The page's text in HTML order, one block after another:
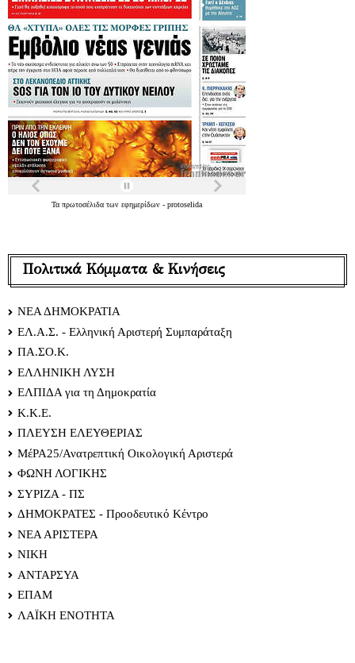
Τα πρωτοσέλιδα των εφημερίδων - protoselida
Πολιτικά Κόμματα & Κινήσεις
ΝΕΑ ΔΗΜΟΚΡΑΤΙΑ
ΕΛ.Α.Σ. - Ελληνική Αριστερή Συμπαράταξη
ΠΑ.ΣΟ.Κ.
ΕΛΛΗΝΙΚΗ ΛΥΣΗ
ΕΛΠΙΔΑ για τη Δημοκρατία
Κ.Κ.Ε.
ΠΛΕΥΣΗ ΕΛΕΥΘΕΡΙΑΣ
ΜέΡΑ25/Ανατρεπτική Οικολογική Αριστερά
ΦΩΝΗ ΛΟΓΙΚΗΣ
ΣΥΡΙΖΑ - ΠΣ
ΔΗΜΟΚΡΑΤΕΣ - Προοδευτικό Κέντρο
ΝΕΑ ΑΡΙΣΤΕΡΑ
ΝΙΚΗ
ΑΝΤΑΡΣΥΑ
ΕΠΑΜ
ΛΑΪΚΗ ΕΝΟΤΗΤΑ